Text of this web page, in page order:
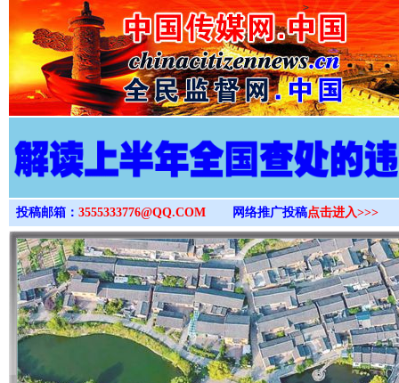
>
投稿邮箱： 3555333776@QQ.COM 网络推广投稿点击进入>>>